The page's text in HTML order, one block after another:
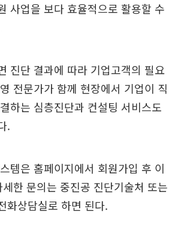
사업을 보다 효율적으로 활용할 수
진단 결과에 따라 기업고객의 필요
전문가가 함께 현장에서 기업이 직
하는 심층진단과 컨설팅 서비스도
.
템은 홈페이지에서 회원가입 후 이
한 문의는 중진공 진단기술처 또는
화상담실로 하면 된다.